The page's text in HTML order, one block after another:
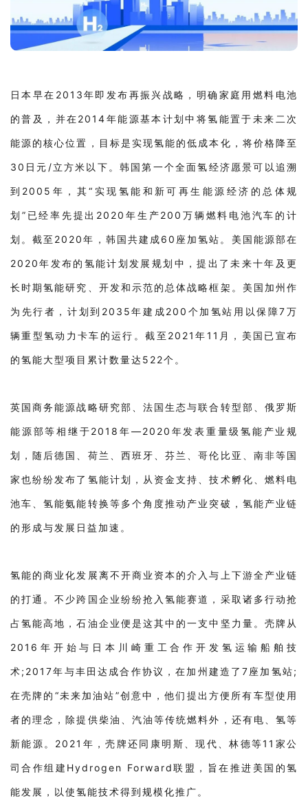
日本早在2013年即发布再振兴战略，明确家庭用燃料电池
的普及，并在2014年能源基本计划中将氢能置于未来二次
能源的核心位置，目标是实现氢能的低成本化，将价格降至
30日元/立方米以下。韩国第一个全面氢经济愿景可以追溯
到2005年，其“实现氢能和新可再生能源经济的总体规
划”已经率先提出2020年生产200万辆燃料电池汽车的计
划。截至2020年，韩国共建成60座加氢站。美国能源部在
2020年发布的氢能计划发展规划中，提出了未来十年及更
长时期氢能研究、开发和示范的总体战略框架。美国加州作
为先行者，计划到2035年建成200个加氢站用以保障7万
辆重型氢动力卡车的运行。截至2021年11月，美国已宣布
的氢能大型项目累计数量达522个。
英国商务能源战略研究部、法国生态与联合转型部、俄罗斯
能源部等相继于2018年—2020年发表重量级氢能产业规
划，随后德国、荷兰、西班牙、芬兰、哥伦比亚、南非等国
家也纷纷发布了氢能计划，从资金支持、技术孵化、燃料电
池车、氢能氨能转换等多个角度推动产业突破，氢能产业链
的形成与发展日益加速。
氢能的商业化发展离不开商业资本的介入与上下游全产业链
的打通。不少跨国企业纷纷抢入氢能赛道，采取诸多行动抢
占氢能高地，石油企业便是这其中的一支中坚力量。壳牌从
2016年开始与日本川崎重工合作开发氢运输船舶技
术;2017年与丰田达成合作协议，在加州建造了7座加氢站;
在壳牌的“未来加油站”创意中，他们提出方便所有车型使用
者的理念，除提供柴油、汽油等传统燃料外，还有电、氢等
新能源。2021年，壳牌还同康明斯、现代、林德等11家公
司合作组建Hydrogen Forward联盟，旨在推进美国的氢
能发展，以使氢能技术得到规模化推广。